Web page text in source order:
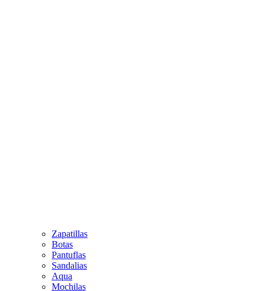
Zapatillas
Botas
Pantuflas
Sandalias
Aqua
Mochilas